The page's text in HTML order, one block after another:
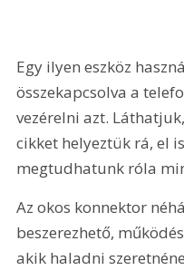
Egy ilyen eszköz
összekapcsolva a
vezérelni azt.
cikket helyeztük rá, el
megtudhatunk róla
Az okos konnektor
beszerezhető,
akik haladni